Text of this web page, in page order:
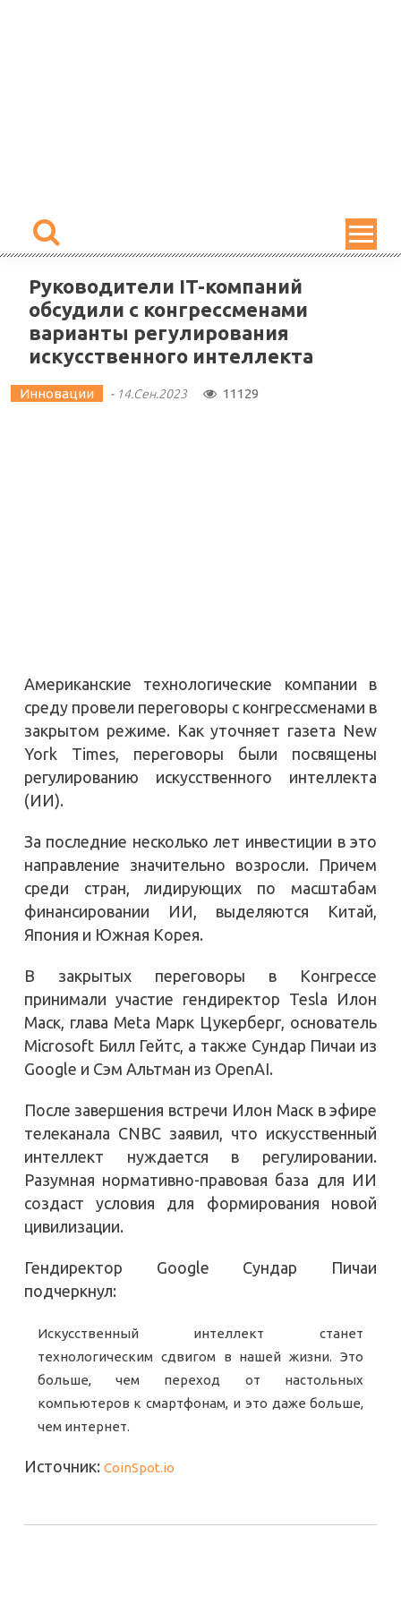
Руководители IT-компаний
обсудили с конгрессменами
варианты регулирования
искусственного интеллекта
Инновации - 14.Сен.2023 11129
Американские технологические компании в
среду провели переговоры с конгрессменами в
закрытом режиме. Как уточняет газета New
York Times, переговоры были посвящены
регулированию искусственного интеллекта
(ИИ).
За последние несколько лет инвестиции в это
направление значительно возросли. Причем
среди стран, лидирующих по масштабам
финансировании ИИ, выделяются Китай,
Япония и Южная Корея.
В закрытых переговоры в Конгрессе
принимали участие гендиректор Tesla Илон
Маск, глава Meta Марк Цукерберг, основатель
Microsoft Билл Гейтс, а также Сундар Пичаи из
Google и Сэм Альтман из OpenAI.
После завершения встречи Илон Маск в эфире
телеканала CNBC заявил, что искусственный
интеллект нуждается в регулировании.
Разумная нормативно-правовая база для ИИ
создаст условия для формирования новой
цивилизации.
Гендиректор Google Сундар Пичаи
подчеркнул:
Искусственный интеллект станет
технологическим сдвигом в нашей жизни. Это
больше, чем переход от настольных
компьютеров к смартфонам, и это даже больше,
чем интернет.
Источник: CoinSpot.io